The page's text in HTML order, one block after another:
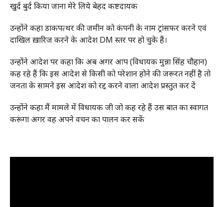
खुर्द बुर्द किया जाना मेरे लिये बेहद कष्टदायक
उन्होंने कहा डाकपत्थर की जमीन को कंपनी के नाम ट्रांसफर करने एवं
दाखिल ख़ारिज करने के आदेश DM स्तर पर हो चुके हैं।
उन्होंने आदेश पर कहा कि अब अगर आप (विधायक मुन्ना सिंह चौहान)
कह रहे हैं कि इस आदेश से किसी को परेशान होने की जरूरत नहीं है तो
जनता के सामने इस आदेश को रद्द करने वाला आदेश प्रस्तुत कर दें
उन्होंने कहा मैं मामले में विधायक जी जो कह रहे हैं उस बात का स्वागत
करूंगा अगर वह अपने वचन का पालन कर सकें